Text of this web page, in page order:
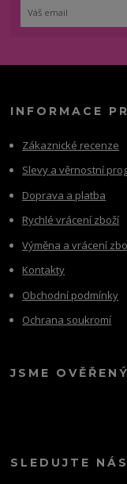
INFORMACE
Zákaznické recenze
Slevy a věrnostní
Doprava a platba
Rychlé vrácení zboží
Výměna a vrácení
Kontakty
Obchodní podmínky
Ochrana soukromí
JSME
SLEDUJTE